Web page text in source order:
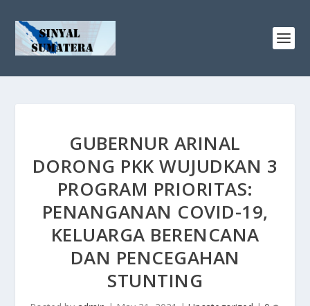
GUBERNUR ARINAL
DORONG PKK WUJUDKAN 3
PROGRAM PRIORITAS:
PENANGANAN COVID-19,
KELUARGA BERENCANA
DAN PENCEGAHAN
STUNTING